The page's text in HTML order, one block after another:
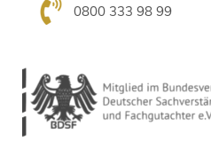
0800 333 98 99